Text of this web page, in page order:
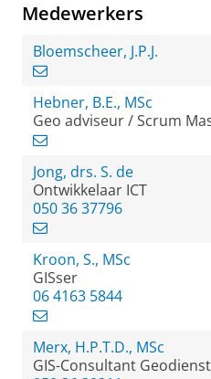
Medewerkers
Bloemscheer, J.P.J.
Hebner, B.E., MSc
Geo adviseur / Scrum
Jong, drs. S. de
Ontwikkelaar ICT
050 36 37796
Kroon, S., MSc
GISser
06 4163 5844
Merx, H.P.T.D., MSc
GIS-Consultant Geodienst